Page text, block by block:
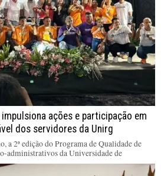
ações e participação em
dos servidores da Unirg
a 2ª edição do Programa de Qualidade de
administrativos da Universidade de